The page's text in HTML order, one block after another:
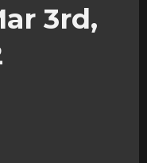
3rd,